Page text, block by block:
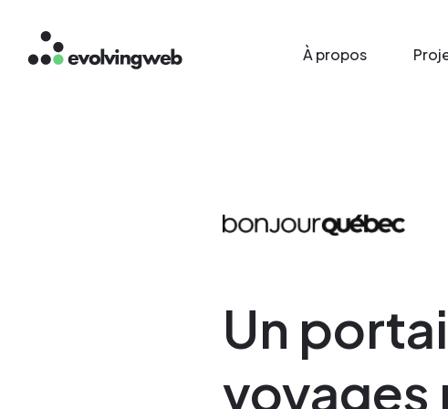
Aller
au
Main menu
À propos
Un
voyages